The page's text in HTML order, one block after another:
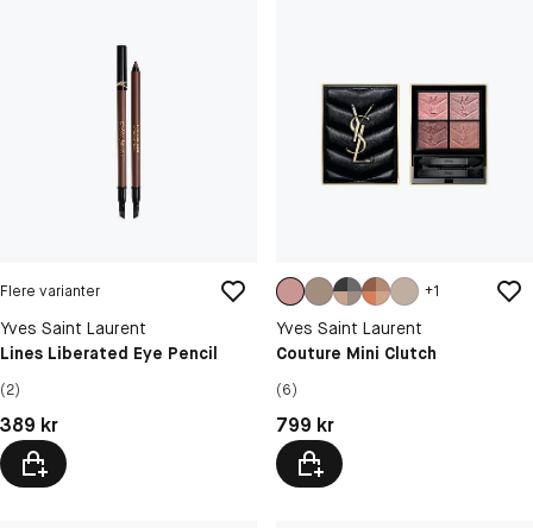
Flere varianter
Yves Saint Laurent
Lines Liberated Eye Pencil
(2)
Pris: 389 kr
389 kr
+1
Yves Saint Laurent
Couture Mini Clutch
(6)
Pris: 799 kr
799 kr